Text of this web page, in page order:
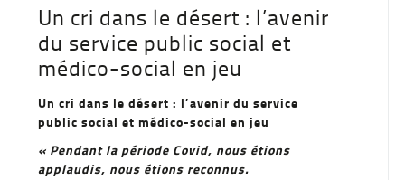
Un cri dans le désert : l’avenir
du service public social et
médico-social en jeu
Un cri dans le désert : l’avenir du service
public social et médico-social en jeu
« Pendant la période Covid, nous étions
applaudis, nous étions reconnus.